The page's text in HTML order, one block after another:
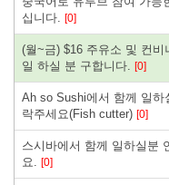
십니다. [0]
(월~금) $16 주유소 및 컨비
일 하실 분 구합니다. [0]
Ah so Sushi에서 함께 일하
락주세요(Fish cutter) [0]
스시바에서 함께 일하실분
요. [0]